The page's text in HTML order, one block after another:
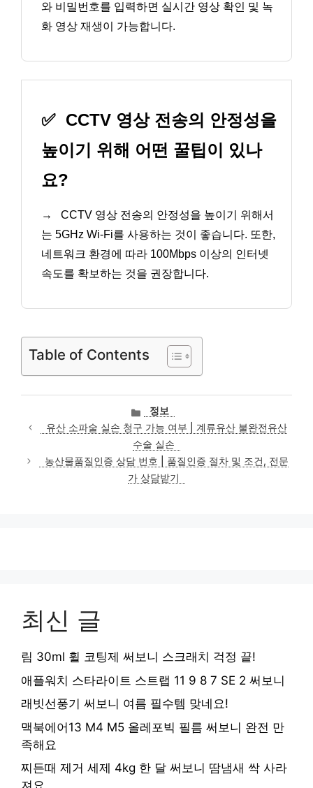
와 비밀번호를 입력하면 실시간 영상 확인 및 녹
화 영상 재생이 가능합니다.
✅ CCTV 영상 전송의 안정성을
높이기 위해 어떤 꿀팁이 있나
요?
→
CCTV 영상 전송의 안정성을 높이기 위해서
는 5GHz Wi-Fi를 사용하는 것이 좋습니다. 또한,
네트워크 환경에 따라 100Mbps 이상의 인터넷
속도를 확보하는 것을 권장합니다.
Table of Contents
카
테
고
리
정보
유산 소파술 실손 청구 가능 여부 | 계류유산 불완전유산
수술 실손
농산물품질인증 상담 번호 | 품질인증 절차 및 조건, 전문
가 상담받기
최신 글
림 30ml 휠 코팅제 써보니 스크래치 걱정 끝!
애플워치 스타라이트 스트랩 11 9 8 7 SE 2 써보니
래빗선풍기 써보니 여름 필수템 맞네요!
맥북에어13 M4 M5 올레포빅 필름 써보니 완전 만
족해요
찌든때 제거 세제 4kg 한 달 써보니 땀냄새 싹 사라